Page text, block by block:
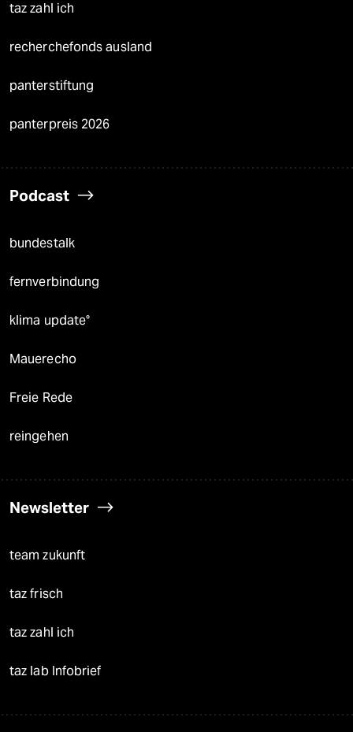
taz zahl ich
recherchefonds ausland
panterstiftung
panterpreis 2026
Podcast
bundestalk
fernverbindung
klima update°
Mauerecho
Freie Rede
reingehen
Newsletter
team zukunft
taz frisch
taz zahl ich
taz lab Infobrief